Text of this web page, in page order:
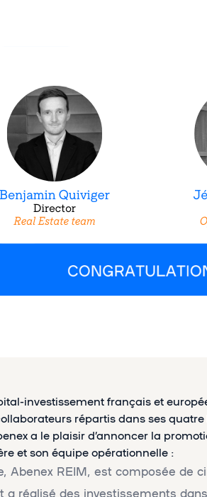
investissement français et
répartis dans ses
a le plaisir d’annoncer la
et son équipe opérationnelle :
Abenex REIM, est composée de
a réalisé des investissements